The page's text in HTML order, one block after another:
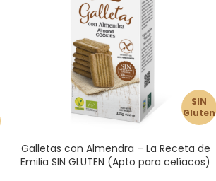
Galletas con Almendra – La Receta de
Emilia SIN GLUTEN (Apto para celíacos)
SIN
Gluten